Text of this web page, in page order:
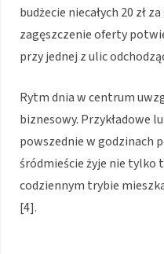
budżecie niecałych 20 zł
zagęszczenie oferty
przy jednej z ulic
Rytm dnia w centrum
biznesowy. Przykładowe
powszednie w godzinach
śródmieście żyje nie tylko
codziennym trybie
[4].